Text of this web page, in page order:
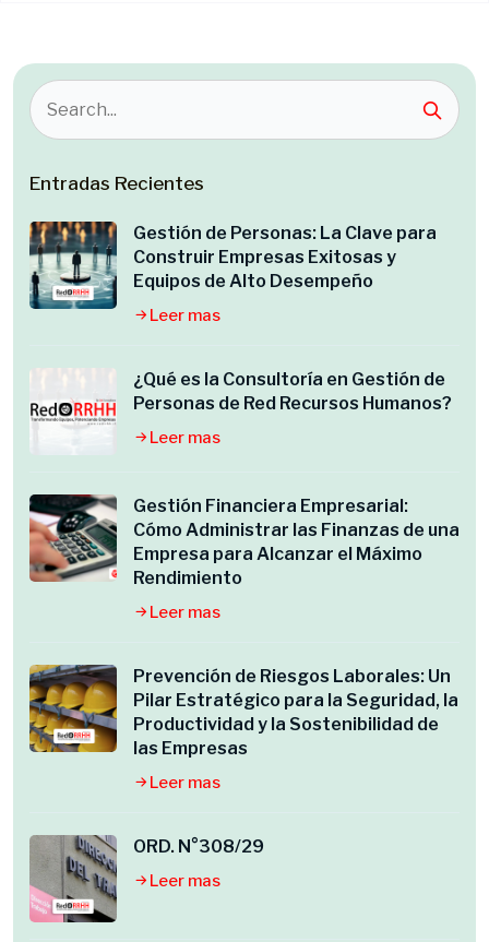
Entradas Recientes
Gestión de Personas: La Clave para
Construir Empresas Exitosas y
Equipos de Alto Desempeño
Leer mas
¿Qué es la Consultoría en Gestión de
Personas de Red Recursos Humanos?
Leer mas
Gestión Financiera Empresarial:
Cómo Administrar las Finanzas de una
Empresa para Alcanzar el Máximo
Rendimiento
Leer mas
Prevención de Riesgos Laborales: Un
Pilar Estratégico para la Seguridad, la
Productividad y la Sostenibilidad de
las Empresas
Leer mas
ORD. N°308/29
Leer mas